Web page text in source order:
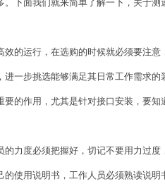
下面我们就来简单了解一下，关于
的运行，在选购的时候就必须要注意
一步挑选能够满足其日常工作需求的
的作用，尤其是针对接口安装，要知
力度必须把握好，切记不要用力过度
使用说明书，工作人员必须熟读说明